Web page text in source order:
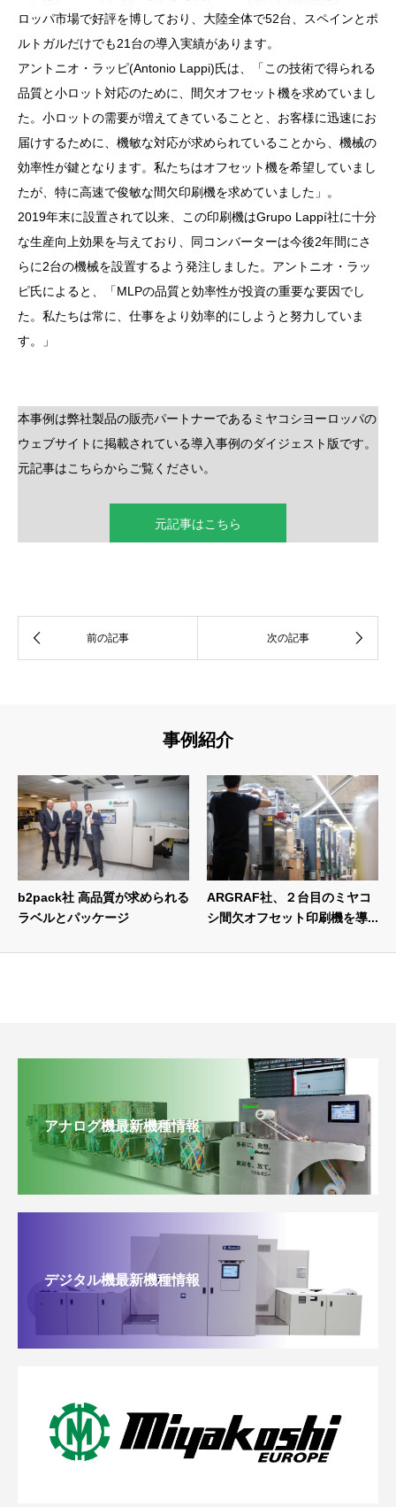
ロッパ市場で好評を博しており、大陸全体で52台、スペインとポ
ルトガルだけでも21台の導入実績があります。
アントニオ・ラッピ(Antonio Lappi)氏は、「この技術で得られる
品質と小ロット対応のために、間欠オフセット機を求めていまし
た。小ロットの需要が増えてきていることと、お客様に迅速にお
届けするために、機敏な対応が求められていることから、機械の
効率性が鍵となります。私たちはオフセット機を希望していまし
たが、特に高速で俊敏な間欠印刷機を求めていました」。
2019年末に設置されて以来、この印刷機はGrupo Lappí社に十分
な生産向上効果を与えており、同コンバーターは今後2年間にさ
らに2台の機械を設置するよう発注しました。アントニオ・ラッ
ピ氏によると、「MLPの品質と効率性が投資の重要な要因でし
た。私たちは常に、仕事をより効率的にしようと努力していま
す。」
本事例は弊社製品の販売パートナーであるミヤコシヨーロッパの
ウェブサイトに掲載されている導入事例のダイジェスト版です。
元記事はこちらからご覧ください。
元記事はこちら
事例紹介
b2pack社 高品質が求められる
ラベルとパッケージ
ARGRAF社、２台目のミヤコ
シ間欠オフセット印刷機を導...
アナログ機最新機種情報
デジタル機最新機種情報